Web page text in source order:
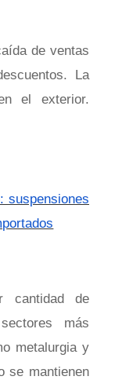
de ventas
La
el exterior.
suspensiones
cantidad de
más
metalurgia y
se mantienen